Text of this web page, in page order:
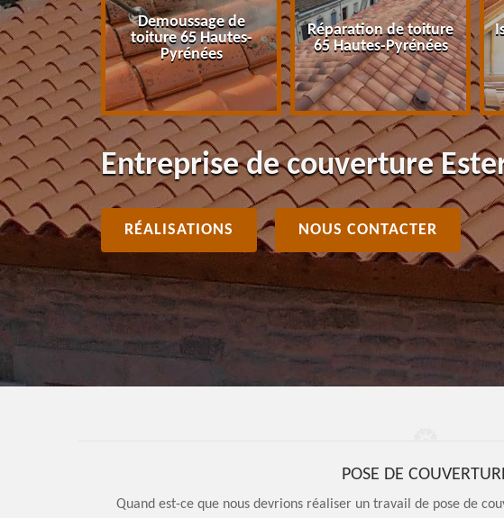
Hautes-
Demoussage de
toiture 65 Hautes-
Pyrénées
Réparation de toiture
65 Hautes-Pyrénées
Entreprise de couverture
RÉALISATIONS NOUS CONTACTER
POSE DE
Quand est-ce que nous devrions réaliser un travail de pose de